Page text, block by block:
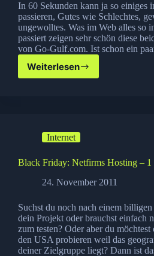
In 60 Sekunden kann ja so einiges
passieren, Gutes wie Schlechtes,
ungewolltes. Was im Web alles so
passiert zeigen sehr schön diese
von Go-Gulf.com. Ist schon ein
Weiterlesen
Was
Web
Internet
Black Friday: Netfirms Hosting – 1
24. November 2011
Suchst du noch nach einem
dein Projekt oder brauchst einfach
zum testen? Oder aber du
den USA probieren weil das
deiner Zielgruppe liegt? Dann ist